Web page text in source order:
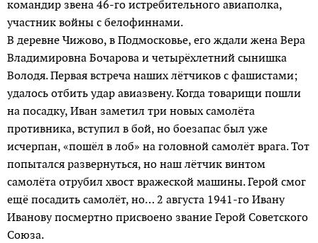
командир звена 46-го истребительного авиаполка,
участник войны с белофиннами.
В деревне Чижово, в Подмосковье, его ждали жена Вера
Владимировна Бочарова и четырёхлетний сынишка
Володя. Первая встреча наших лётчиков с фашистами;
удалось отбить удар авиазвену. Когда товарищи пошли
на посадку, Иван заметил три новых самолёта
противника, вступил в бой, но боезапас был уже
исчерпан, «пошёл в лоб» на головной самолёт врага. Тот
попытался развернуться, но наш лётчик винтом
самолёта отрубил хвост вражеской машины. Герой смог
ещё посадить самолёт, но… 2 августа 1941-го Ивану
Иванову посмертно присвоено звание Герой Советского
Союза.